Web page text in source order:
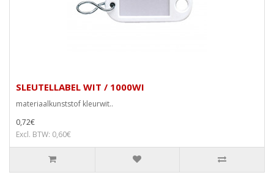
SLEUTELLABEL WIT / 1000WI
materiaalkunststof kleurwit..
0,72€
Excl. BTW: 0,60€